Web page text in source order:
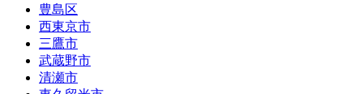
豊島区
西東京市
三鷹市
武蔵野市
清瀬市